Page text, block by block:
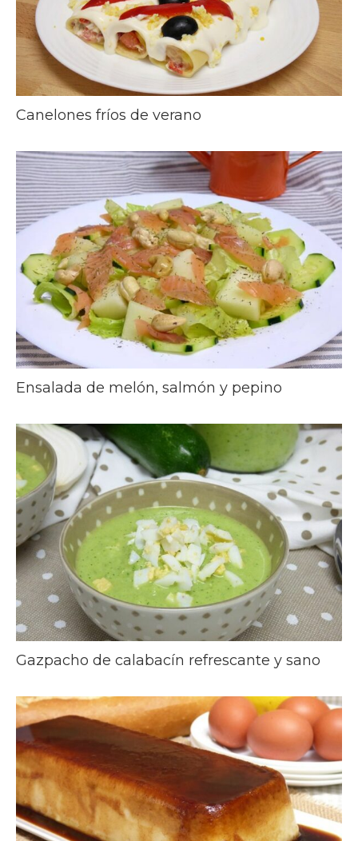
Canelones fríos de verano
Ensalada de melón, salmón y pepino
Gazpacho de calabacín refrescante y sano